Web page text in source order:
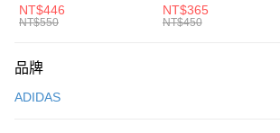
元大商業銀行
台灣樂天信用卡公司
AFTEE先享後付
【關於「AFTEE先享後付」】
便利好安心！
運送方式
中統襪 FZ3393100
NT$446
NT$550
EMBRDY 男女 短統襪
FZ3073133
NT$365
NT$450
品牌
ADIDAS